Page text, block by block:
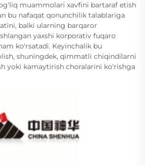
muammolari xavfini bartaraf etish
bu nafaqat qonunchilik talablariga
balki ularning barqaror
yaxshi korporativ fuqaro
ko'rsatadi. Keyinchalik bu
shuningdek, qimmatli chiqindilarni
yoki kamaytirish choralarini ko'rishga